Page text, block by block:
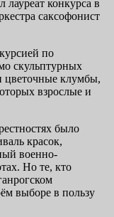
лауреат конкурса в
саксофонист
по
скульптурных
цветочные клумбы,
взрослые и
было
красок,
военно-
Но те, кто
выборе в пользу